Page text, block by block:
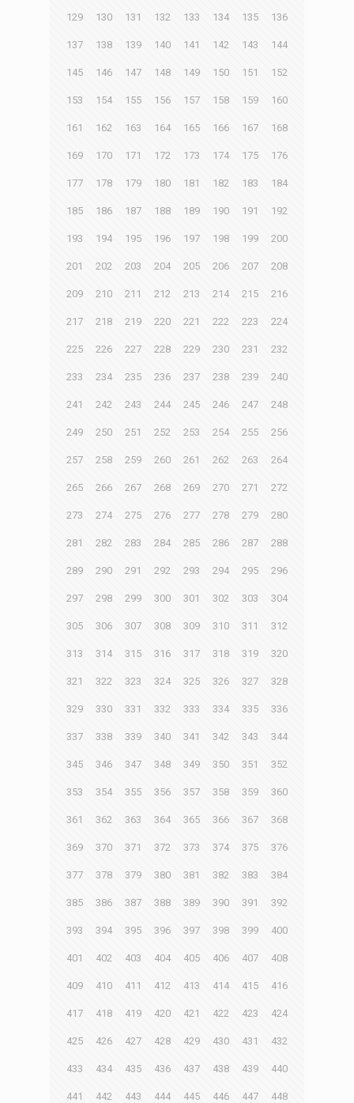
129 130 131 132 133 134 135 136
137 138 139 140 141 142 143 144
145 146 147 148 149 150 151 152
153 154 155 156 157 158 159 160
161 162 163 164 165 166 167 168
169 170 171 172 173 174 175 176
177 178 179 180 181 182 183 184
185 186 187 188 189 190 191 192
193 194 195 196 197 198 199 200
201 202 203 204 205 206 207 208
209 210 211 212 213 214 215 216
217 218 219 220 221 222 223 224
225 226 227 228 229 230 231 232
233 234 235 236 237 238 239 240
241 242 243 244 245 246 247 248
249 250 251 252 253 254 255 256
257 258 259 260 261 262 263 264
265 266 267 268 269 270 271 272
273 274 275 276 277 278 279 280
281 282 283 284 285 286 287 288
289 290 291 292 293 294 295 296
297 298 299 300 301 302 303 304
305 306 307 308 309 310 311 312
313 314 315 316 317 318 319 320
321 322 323 324 325 326 327 328
329 330 331 332 333 334 335 336
337 338 339 340 341 342 343 344
345 346 347 348 349 350 351 352
353 354 355 356 357 358 359 360
361 362 363 364 365 366 367 368
369 370 371 372 373 374 375 376
377 378 379 380 381 382 383 384
385 386 387 388 389 390 391 392
393 394 395 396 397 398 399 400
401 402 403 404 405 406 407 408
409 410 411 412 413 414 415 416
417 418 419 420 421 422 423 424
425 426 427 428 429 430 431 432
433 434 435 436 437 438 439 440
441 442 443 444 445 446 447 448